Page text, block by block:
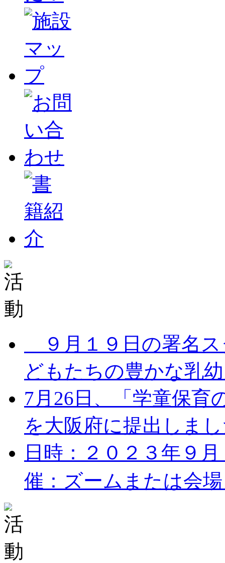
９月１９日の署名ス
どもたちの豊かな乳
7月26日、「学童保育
を大阪府に提出しま
日時：２０２３年９
催：ズームまたは会